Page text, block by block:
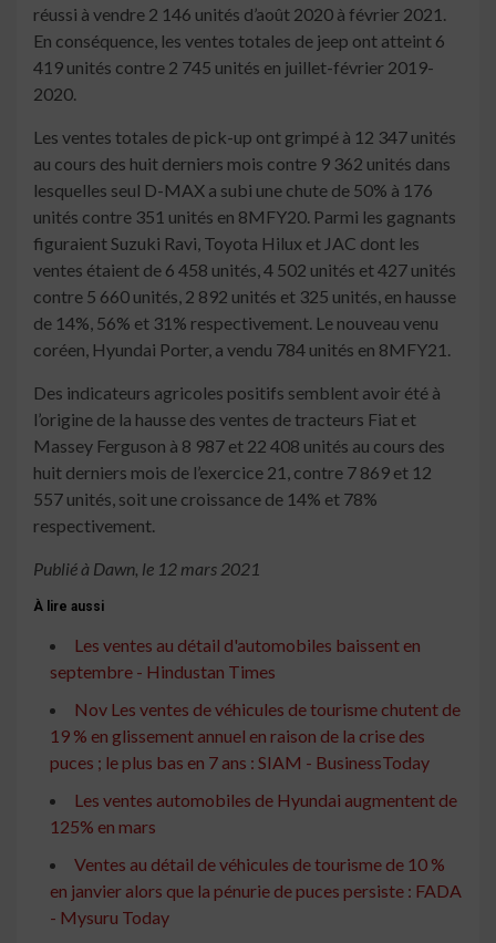
réussi à vendre 2 146 unités d’août 2020 à février 2021.
En conséquence, les ventes totales de jeep ont atteint 6
419 unités contre 2 745 unités en juillet-février 2019-
2020.
Les ventes totales de pick-up ont grimpé à 12 347 unités
au cours des huit derniers mois contre 9 362 unités dans
lesquelles seul D-MAX a subi une chute de 50% à 176
unités contre 351 unités en 8MFY20. Parmi les gagnants
figuraient Suzuki Ravi, Toyota Hilux et JAC dont les
ventes étaient de 6 458 unités, 4 502 unités et 427 unités
contre 5 660 unités, 2 892 unités et 325 unités, en hausse
de 14%, 56% et 31% respectivement. Le nouveau venu
coréen, Hyundai Porter, a vendu 784 unités en 8MFY21.
Des indicateurs agricoles positifs semblent avoir été à
l’origine de la hausse des ventes de tracteurs Fiat et
Massey Ferguson à 8 987 et 22 408 unités au cours des
huit derniers mois de l’exercice 21, contre 7 869 et 12
557 unités, soit une croissance de 14% et 78%
respectivement.
Publié à Dawn, le 12 mars 2021
À lire aussi
Les ventes au détail d'automobiles baissent en
septembre - Hindustan Times
Nov Les ventes de véhicules de tourisme chutent de
19 % en glissement annuel en raison de la crise des
puces ; le plus bas en 7 ans : SIAM - BusinessToday
Les ventes automobiles de Hyundai augmentent de
125% en mars
Ventes au détail de véhicules de tourisme de 10 %
en janvier alors que la pénurie de puces persiste : FADA
- Mysuru Today